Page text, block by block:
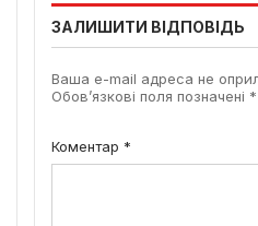
ЗАЛИШИТИ ВІДПОВІДЬ
Ваша e-mail адреса не
Обов’язкові поля позначені *
Коментар *